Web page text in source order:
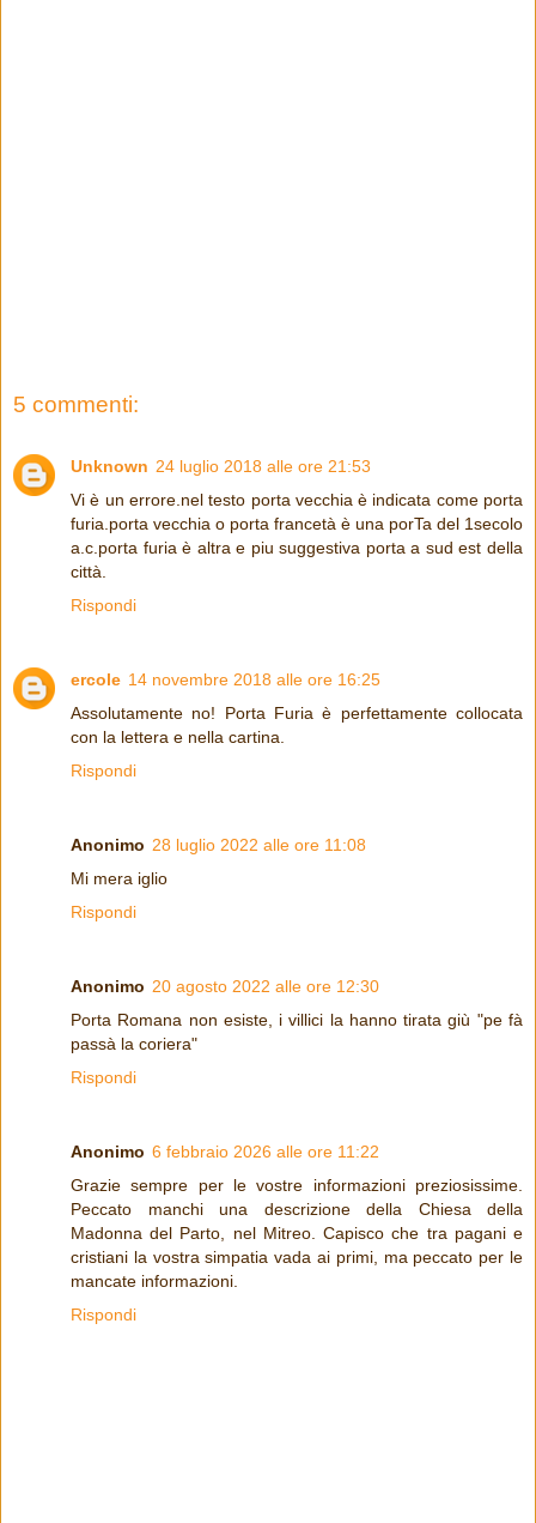
5 commenti:
Unknown 24 luglio 2018 alle ore 21:53
Vi è un errore.nel testo porta vecchia è indicata come porta
furia.porta vecchia o porta francetà è una porTa del 1secolo
a.c.porta furia è altra e piu suggestiva porta a sud est della
città.
Rispondi
ercole 14 novembre 2018 alle ore 16:25
Assolutamente no! Porta Furia è perfettamente collocata
con la lettera e nella cartina.
Rispondi
Anonimo 28 luglio 2022 alle ore 11:08
Mi mera iglio
Rispondi
Anonimo 20 agosto 2022 alle ore 12:30
Porta Romana non esiste, i villici la hanno tirata giù "pe fà
passà la coriera"
Rispondi
Anonimo 6 febbraio 2026 alle ore 11:22
Grazie sempre per le vostre informazioni preziosissime.
Peccato manchi una descrizione della Chiesa della
Madonna del Parto, nel Mitreo. Capisco che tra pagani e
cristiani la vostra simpatia vada ai primi, ma peccato per le
mancate informazioni.
Rispondi